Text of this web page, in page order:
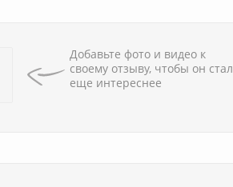
Добавьте фото и видео к
своему отзыву, чтобы он стал
еще интереснее